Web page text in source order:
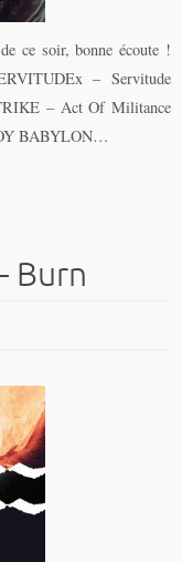
ce soir, bonne écoute !
– Servitude
– Act Of Militance
BABYLON…
Burn